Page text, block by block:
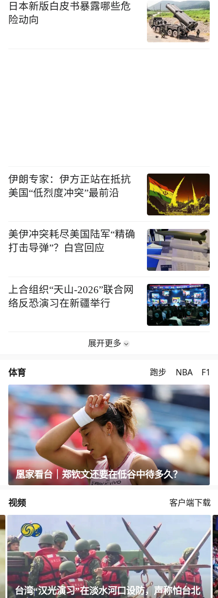
日本新版白皮书暴露哪些危
险动向
伊朗专家：伊方正站在抵抗
美国“低烈度冲突”最前沿
美伊冲突耗尽美国陆军“精确
打击导弹”？白宫回应
上合组织“天山-2026”联合网
络反恐演习在新疆举行
展开更多
体育 跑步 NBA F1
凰家看台｜郑钦文还要在低谷中待多久？
视频 客户端下载
台湾“汉光演习”在淡水河口设防，声称怕台北